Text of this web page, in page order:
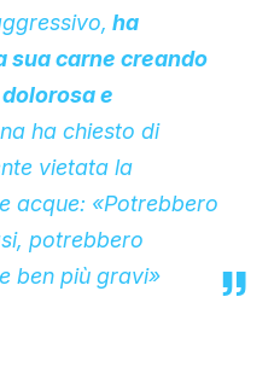
ha
sua carne creando
e
ha chiesto di
vietata la
acque: «Potrebbero
potrebbero
ben più gravi»